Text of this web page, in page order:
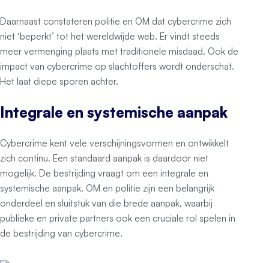
Daarnaast constateren politie en OM dat cybercrime zich
niet ‘beperkt’ tot het wereldwijde web. Er vindt steeds
meer vermenging plaats met traditionele misdaad. Ook de
impact van cybercrime op slachtoffers wordt onderschat.
Het laat diepe sporen achter.
Integrale en systemische aanpak
Cybercrime kent vele verschijningsvormen en ontwikkelt
zich continu. Een standaard aanpak is daardoor niet
mogelijk. De bestrijding vraagt om een integrale en
systemische aanpak. OM en politie zijn een belangrijk
onderdeel en sluitstuk van die brede aanpak, waarbij
publieke en private partners ook een cruciale rol spelen in
de bestrijding van cybercrime.